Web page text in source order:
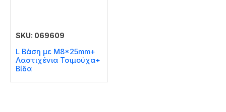
SKU: 069609
L Βάση με M8*25mm+
Λαστιχένια Τσιμούχα+
Βίδα